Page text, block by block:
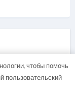
чтобы помочь
пользовательский